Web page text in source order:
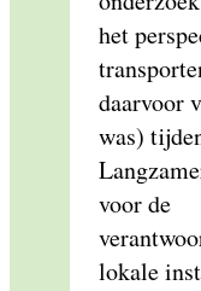
het
daarvoor
was)
voor de
lokale